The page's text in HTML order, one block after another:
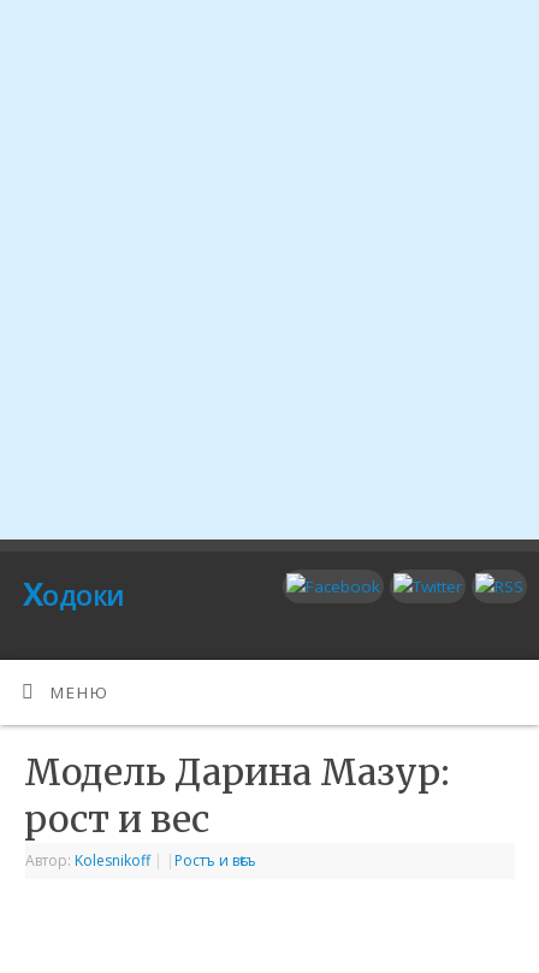
Ходоки
МЕНЮ
Модель Дарина Мазур:
рост и вес
Автор: Kolesnikoff | | Ростъ и вѣсъ